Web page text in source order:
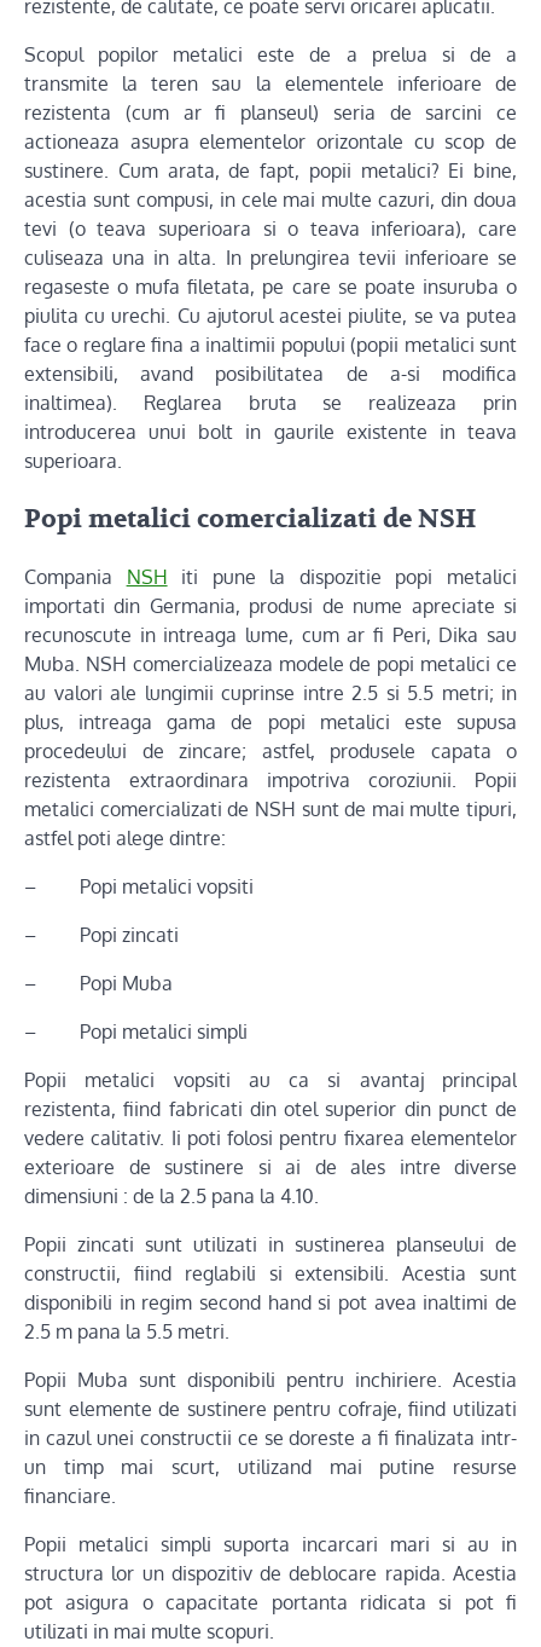
rezistente, de calitate, ce poate servi oricarei aplicatii.
Scopul popilor metalici este de a prelua si de a
transmite la teren sau la elementele inferioare de
rezistenta (cum ar fi planseul) seria de sarcini ce
actioneaza asupra elementelor orizontale cu scop de
sustinere. Cum arata, de fapt, popii metalici? Ei bine,
acestia sunt compusi, in cele mai multe cazuri, din doua
tevi (o teava superioara si o teava inferioara), care
culiseaza una in alta. In prelungirea tevii inferioare se
regaseste o mufa filetata, pe care se poate insuruba o
piulita cu urechi. Cu ajutorul acestei piulite, se va putea
face o reglare fina a inaltimii popului (popii metalici sunt
extensibili, avand posibilitatea de a-si modifica
inaltimea). Reglarea bruta se realizeaza prin
introducerea unui bolt in gaurile existente in teava
superioara.
Popi metalici comercializati de NSH
Compania NSH iti pune la dispozitie popi metalici
importati din Germania, produsi de nume apreciate si
recunoscute in intreaga lume, cum ar fi Peri, Dika sau
Muba. NSH comercializeaza modele de popi metalici ce
au valori ale lungimii cuprinse intre 2.5 si 5.5 metri; in
plus, intreaga gama de popi metalici este supusa
procedeului de zincare; astfel, produsele capata o
rezistenta extraordinara impotriva coroziunii. Popii
metalici comercializati de NSH sunt de mai multe tipuri,
astfel poti alege dintre:
– Popi metalici vopsiti
– Popi zincati
– Popi Muba
– Popi metalici simpli
Popii metalici vopsiti au ca si avantaj principal
rezistenta, fiind fabricati din otel superior din punct de
vedere calitativ. Ii poti folosi pentru fixarea elementelor
exterioare de sustinere si ai de ales intre diverse
dimensiuni : de la 2.5 pana la 4.10.
Popii zincati sunt utilizati in sustinerea planseului de
constructii, fiind reglabili si extensibili. Acestia sunt
disponibili in regim second hand si pot avea inaltimi de
2.5 m pana la 5.5 metri.
Popii Muba sunt disponibili pentru inchiriere. Acestia
sunt elemente de sustinere pentru cofraje, fiind utilizati
in cazul unei constructii ce se doreste a fi finalizata intr-
un timp mai scurt, utilizand mai putine resurse
financiare.
Popii metalici simpli suporta incarcari mari si au in
structura lor un dispozitiv de deblocare rapida. Acestia
pot asigura o capacitate portanta ridicata si pot fi
utilizati in mai multe scopuri.